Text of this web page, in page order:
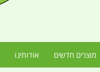
מוצרים חדשים אודותינו